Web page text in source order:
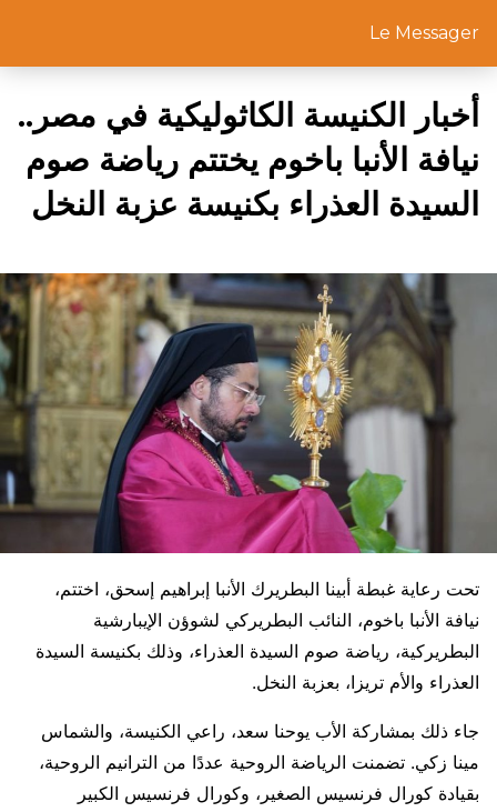
Le Messager
أخبار الكنيسة الكاثوليكية في مصر..
نيافة الأنبا باخوم يختتم رياضة صوم
السيدة العذراء بكنيسة عزبة النخل
تحت رعاية غبطة أبينا البطريرك الأنبا إبراهيم إسحق، اختتم،
نيافة الأنبا باخوم، النائب البطريركي لشوؤن الإيبارشية
البطريركية، رياضة صوم السيدة العذراء، وذلك بكنيسة السيدة
العذراء والأم تريزا، بعزبة النخل.
جاء ذلك بمشاركة الأب يوحنا سعد، راعي الكنيسة، والشماس
مينا زكي. تضمنت الرياضة الروحية عددًا من الترانيم الروحية،
بقيادة كورال فرنسيس الصغير، وكورال فرنسيس الكبير